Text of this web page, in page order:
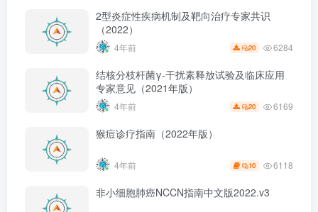
2型炎症性疾病机制及靶向治疗专家共识
（2022）
4年前 20 6284
结核分枝杆菌γ-干扰素释放试验及临床应用
专家意见（2021年版）
4年前 20 6169
猴痘诊疗指南（2022年版）
4年前 10 6118
非小细胞肺癌NCCN指南中文版2022.v3